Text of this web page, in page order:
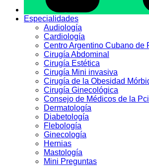
Especialidades
Audiologí­a
Cardiología
Centro Argentino Cubano de
Cirugía Abdominal
Cirugía Estética
Cirugía Mini invasiva
Cirugí­a de la Obesidad
Cirugí­a Ginecológica
Consejo de Médicos de la
Dermatologí­a
Diabetologí­a
Flebología
Ginecologí­a
Hernias
Mastología
Mini Preguntas